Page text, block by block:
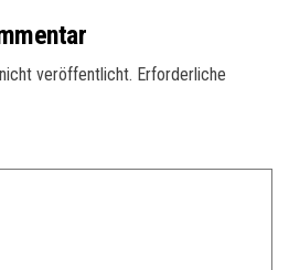
veröffentlicht. Erforderliche